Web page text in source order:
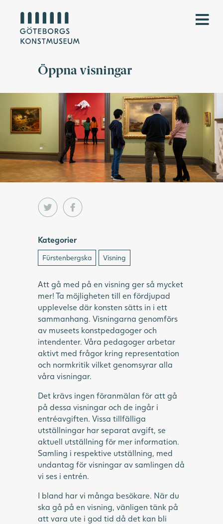
Öppna visningar
Kategorier
Fürstenbergska Visning
Att gå med på en visning ger så mycket
mer! Ta möjligheten till en fördjupad
upplevelse där konsten sätts in i ett
sammanhang. Visningarna genomförs
av museets konstpedagoger och
intendenter. Våra pedagoger arbetar
aktivt med frågor kring representation
och normkritik vilket genomsyrar alla
våra visningar.
Det krävs ingen föranmälan för att gå
på dessa visningar och de ingår i
entréavgiften. Vissa tillfälliga
utställningar har separat avgift, se
aktuell utställning för mer information.
Samling i respektive utställning, med
undantag för visningar av samlingen då
vi ses i entrén.
I bland har vi många besökare. När du
ska gå på en visning, vänligen tänk på
att vara ute i god tid då det kan bli